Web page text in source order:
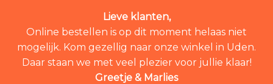
Lieve klanten,
Online bestellen is op dit moment helaas niet
mogelijk. Kom gezellig naar onze winkel in Uden.
Daar staan we met veel plezier voor jullie klaar!
Greetje & Marlies